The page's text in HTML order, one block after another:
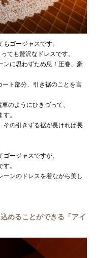
ゴージャスです。
ても贅沢なドレスです。
ンに思わずため息！圧巻、豪
ート部分、引き裾のことを言
のようにひきづって、
。
その引きずる裾が長ければ長
ージャスですが、
。
ーンのドレスを着ながら美し
めることができる「アイ